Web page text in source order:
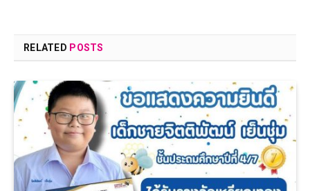
RELATED POSTS